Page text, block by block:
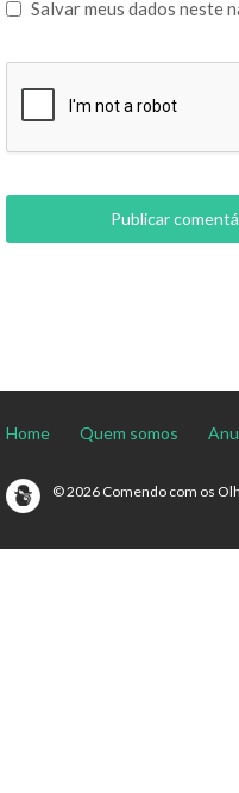
Salvar meus dados neste
Home Quem somos
© 2026 Comendo com os